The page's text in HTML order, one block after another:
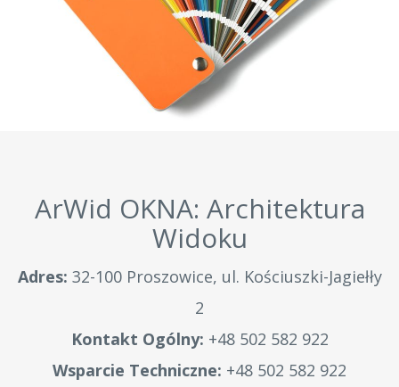
ArWid OKNA: Architektura
Widoku
Adres: 32-100 Proszowice, ul. Kościuszki-Jagiełły
2
Kontakt Ogólny: +48 502 582 922
Wsparcie Techniczne: +48 502 582 922